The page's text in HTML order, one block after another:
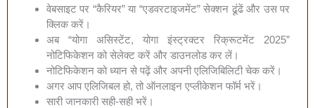
वेबसाइट पर “कैरियर” या “एडवरटाइजमेंट” सेक्शन ढूंढें और उस पर
क्लिक करें।
अब “योगा असिस्टेंट, योगा इंस्ट्रक्टर रिक्रूटमेंट 2025”
नोटिफिकेशन को सेलेक्ट करें और डाउनलोड कर लें।
नोटिफिकेशन को ध्यान से पढ़ें और अपनी एलिजिबिलिटी चेक करें।
अगर आप एलिजिबल हो, तो ऑनलाइन एप्लीकेशन फॉर्म भरें।
सारी जानकारी सही-सही भरें।